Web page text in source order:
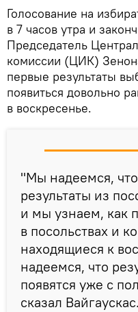
Голосование на
в 7 часов утра и
Председатель
комиссии (ЦИК)
первые результаты
появиться довольно
в воскресенье.
"Мы надеемся,
результаты из
и мы узнаем, как
в посольствах и
находящиеся к
надеемся, что
появятся уже с
сказал Вайгаускас.